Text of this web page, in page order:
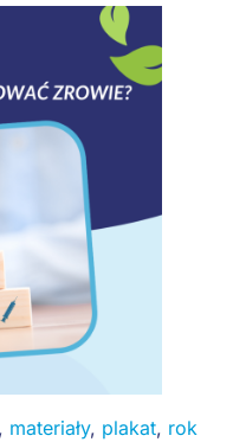
, materiały, plakat, rok